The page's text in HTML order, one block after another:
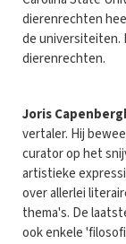
dierenrechten
de universiteiten.
dierenrechten.
Joris
vertaler. Hij
curator op het
artistieke
over allerlei
thema's. De
ook enkele